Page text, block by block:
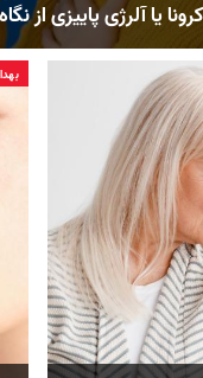
کرونا یا آلرژی پاییزی از